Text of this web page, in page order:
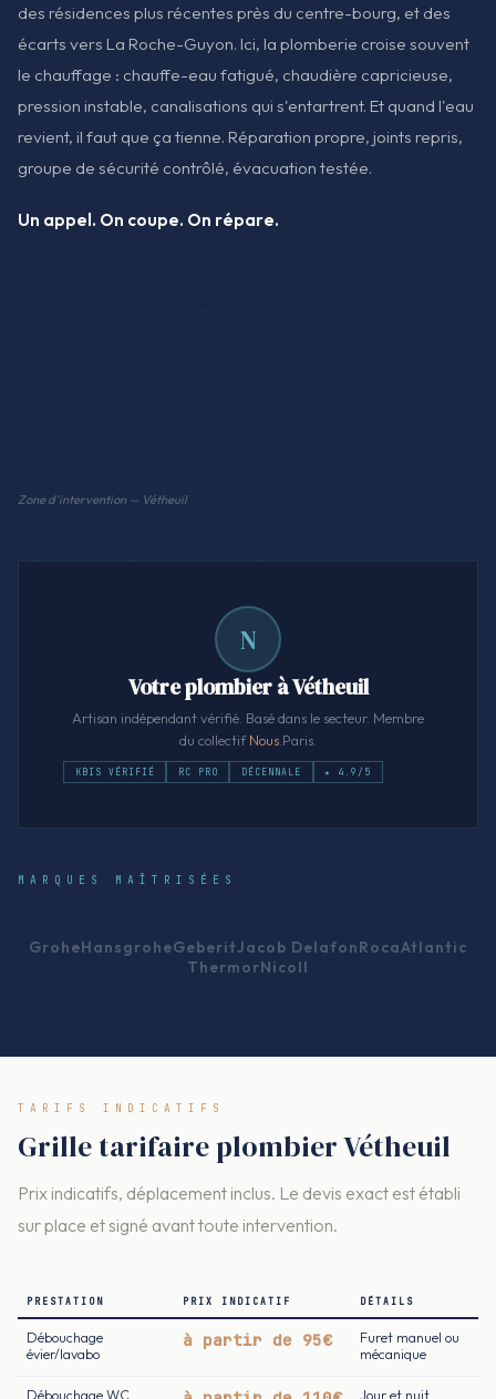
des résidences plus récentes près du centre-bourg, et des
écarts vers La Roche-Guyon. Ici, la plomberie croise souvent
le chauffage : chauffe-eau fatigué, chaudière capricieuse,
pression instable, canalisations qui s'entartrent. Et quand l'eau
revient, il faut que ça tienne. Réparation propre, joints repris,
groupe de sécurité contrôlé, évacuation testée.
Un appel. On coupe. On répare.
Zone d'intervention — Vétheuil
N
Votre plombier à Vétheuil
Artisan indépendant vérifié. Basé dans le secteur. Membre
du collectifNous .Paris.
KBIS VÉRIFIÉ RC PRO DÉCENNALE ★ 4.9/5
MARQUES MAÎTRISÉES
GroheHansgroheGeberitJacob DelafonRocaAtlantic
ThermorNicoll
TARIFS INDICATIFS
Grille tarifaire plombier Vétheuil
Prix indicatifs, déplacement inclus. Le devis exact est établi
sur place et signé avant toute intervention.
PRESTATION PRIX INDICATIF DÉTAILS
Débouchage
évier/lavabo
à partir de 95€
Furet manuel ou
mécanique
Débouchage WC Jour et nuit